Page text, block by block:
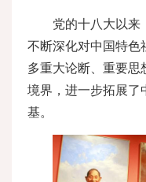
党的十八大以来
不断深化对中国特
多重大论断、重要
境界，进一步拓展了
基。